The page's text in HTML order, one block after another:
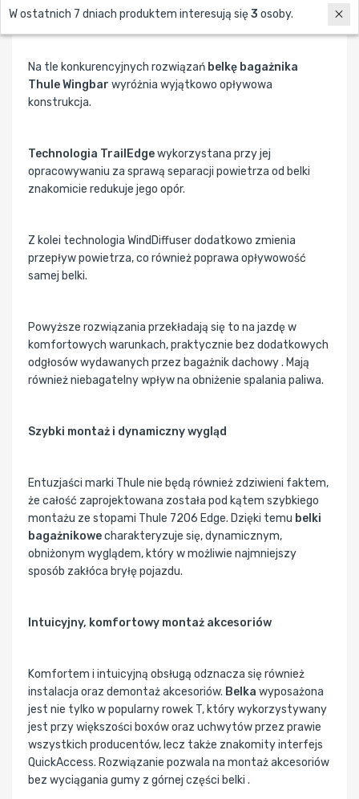
jazda!
Na tle konkurencyjnych rozwiązań belkę bagażnika
Thule Wingbar wyróżnia wyjątkowo opływowa
konstrukcja.
Technologia TrailEdgewykorzystana przy jej
opracowywaniu za sprawą separacji powietrza od belki
znakomicie redukuje jego opór.
Z kolei technologia WindDiffuser dodatkowo zmienia
przepływ powietrza, co również poprawa opływowość
samej belki.
Powyższe rozwiązania przekładają się to na jazdę w
komfortowych warunkach, praktycznie bez dodatkowych
odgłosów wydawanych przez bagażnik dachowy . Mają
również niebagatelny wpływ na obniżenie spalania paliwa.
Szybki montaż i dynamiczny wygląd
Entuzjaści marki Thule nie będą również zdziwieni faktem,
że całość zaprojektowana została pod kątem szybkiego
montażu ze stopami Thule 7206 Edge. Dzięki temu belki
bagażnikowecharakteryzuje się, dynamicznym,
obniżonym wyglądem, który w możliwie najmniejszy
sposób zakłóca bryłę pojazdu.
Intuicyjny, komfortowy montaż akcesoriów
Komfortem i intuicyjną obsługą odznacza się również
instalacja oraz demontaż akcesoriów. Belka wyposażona
jest nie tylko w popularny rowek T, który wykorzystywany
jest przy większości boxów oraz uchwytów przez prawie
wszystkich producentów, lecz także znakomity interfejs
QuickAccess. Rozwiązanie pozwala na montaż akcesoriów
bez wyciągania gumy z górnej części belki .
W ostatnich 7 dniach produktem interesują się3 osoby.